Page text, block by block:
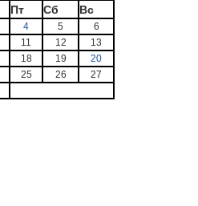
Пт Сб Вс
4 5
6
11 12
13
18 19
20
25 26
27